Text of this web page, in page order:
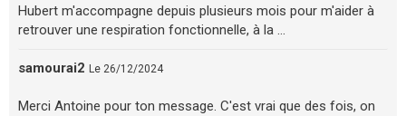
Hubert m'accompagne depuis plusieurs mois pour m'aider à
retrouver une respiration fonctionnelle, à la ...
samourai2 Le 26/12/2024
Merci Antoine pour ton message. C'est vrai que des fois, on